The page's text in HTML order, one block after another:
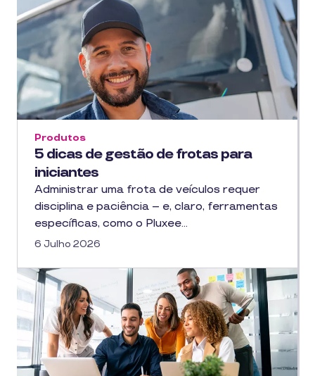
5 dicas de gestão de frotas para
iniciantes
Produtos
Administrar uma frota de veículos requer
disciplina e paciência – e, claro, ferramentas
específicas, como o Pluxee…
6 Julho 2026